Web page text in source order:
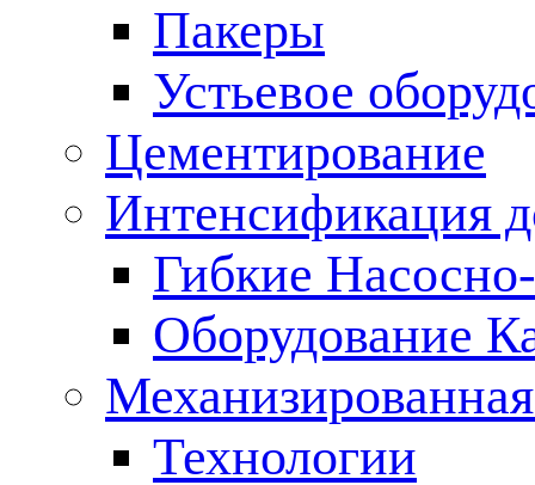
Пакеры
Устьевое
Цементирование
Интенсификация
Гибкие
Оборудование
Технологии